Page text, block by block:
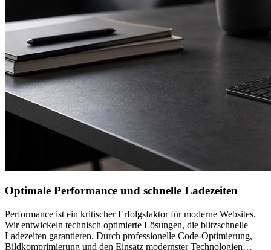
Optimale Performance und schnelle Ladezeiten
Performance ist ein kritischer Erfolgsfaktor für moderne Websites.
Wir entwickeln technisch optimierte Lösungen, die blitzschnelle
Ladezeiten garantieren. Durch professionelle Code-Optimierung,
Bildkomprimierung und den Einsatz modernster Technologien